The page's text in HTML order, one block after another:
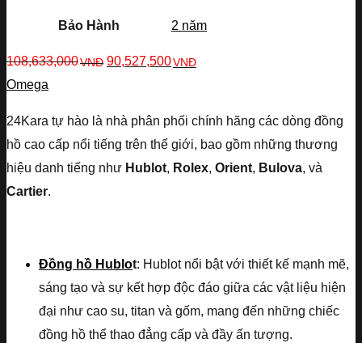
Bảo Hành 2 năm
108,633,000VNĐ 90,527,500VNĐ
Omega
24Kara tự hào là nhà phân phối chính hãng các dòng đồng
hồ cao cấp nổi tiếng trên thế giới, bao gồm những thương
hiệu danh tiếng như Hublot, Rolex, Orient, Bulova, và
Cartier.
Đồng hồ Hublot: Hublot nổi bật với thiết kế mạnh mẽ,
sáng tạo và sự kết hợp độc đáo giữa các vật liệu hiện
đại như cao su, titan và gốm, mang đến những chiếc
đồng hồ thể thao đẳng cấp và đầy ấn tượng.